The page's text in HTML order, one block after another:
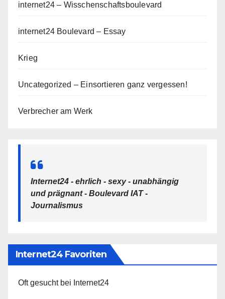
internet24 – Wisschenschaftsboulevard
internet24 Boulevard – Essay
Krieg
Uncategorized – Einsortieren ganz vergessen!
Verbrecher am Werk
Internet24 - ehrlich - sexy - unabhängig
und prägnant - Boulevard IAT -
Journalismus
Internet24 Favoriten
Oft gesucht bei Internet24